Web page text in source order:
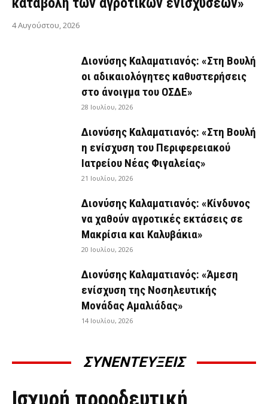
4 Αυγούστου, 2026
Διονύσης Καλαματιανός: «Στη Βουλή
οι αδικαιολόγητες καθυστερήσεις
στο άνοιγμα του ΟΣΔΕ»
28 Ιουλίου, 2026
Διονύσης Καλαματιανός: «Στη Βουλή
η ενίσχυση του Περιφερειακού
Ιατρείου Νέας Φιγαλείας»
21 Ιουλίου, 2026
Διονύσης Καλαματιανός: «Κίνδυνος
να χαθούν αγροτικές εκτάσεις σε
Μακρίσια και Καλυβάκια»
20 Ιουλίου, 2026
Διονύσης Καλαματιανός: «Άμεση
ενίσχυση της Νοσηλευτικής
Μονάδας Αμαλιάδας»
14 Ιουλίου, 2026
ΣΥΝΕΝΤΕΥΞΕΙΣ
ΣΥΝΕΝΤΕΎΞΕΙΣ